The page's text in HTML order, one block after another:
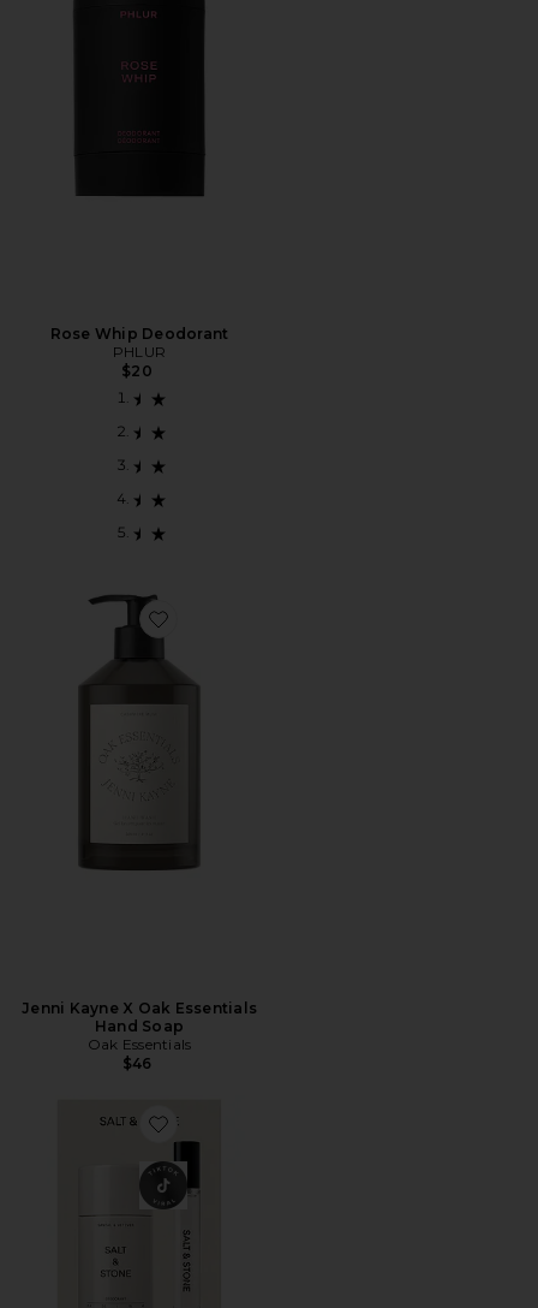
Rose Whip Deodorant
PHLUR
$20
Favorite Jenni Kayne X Oak Essentials Hand Soap
Jenni Kayne X Oak Essentials
Hand Soap
Oak Essentials
$46
Favorite CONJUNTO DE DESODORANTE E